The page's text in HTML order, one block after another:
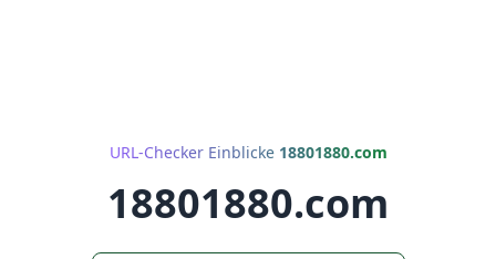
URL-Checker Einblicke 18801880.com
18801880.com